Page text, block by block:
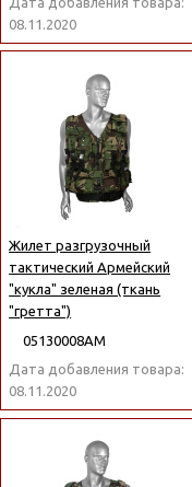
08.11.2020
Жилет разгрузочный
тактический Армейский
"кукла" зеленая (ткань
"гретта")
05130008АМ
Дата добавления товара:
08.11.2020